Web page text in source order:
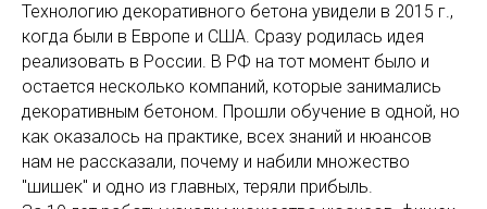
Технологию декоративного бетона увидели в 2015 г.,
когда были в Европе и США. Сразу родилась идея
реализовать в России. В РФ на тот момент было и
остается несколько компаний, которые занимались
декоративным бетоном. Прошли обучение в одной, но
как оказалось на практике, всех знаний и нюансов
нам не рассказали, почему и набили множество
"шишек" и одно из главных, теряли прибыль.